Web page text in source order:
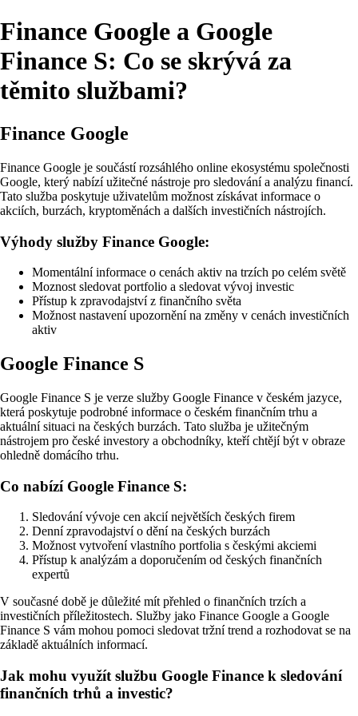
Finance Google a Google
Finance S: Co se skrývá za
těmito službami?
Finance Google
Finance Google je součástí rozsáhlého online ekosystému společnosti
Google, který nabízí užitečné nástroje pro sledování a analýzu financí.
Tato služba poskytuje uživatelům možnost získávat informace o
akciích, burzách, kryptoměnách a dalších investičních nástrojích.
Výhody služby Finance Google:
Momentální informace o cenách aktiv na trzích po celém světě
Moznost sledovat portfolio a sledovat vývoj investic
Přístup k zpravodajství z finančního světa
Možnost nastavení upozornění na změny v cenách investičních
aktiv
Google Finance S
Google Finance S je verze služby Google Finance v českém jazyce,
která poskytuje podrobné informace o českém finančním trhu a
aktuální situaci na českých burzách. Tato služba je užitečným
nástrojem pro české investory a obchodníky, kteří chtějí být v obraze
ohledně domácího trhu.
Co nabízí Google Finance S:
Sledování vývoje cen akcií největších českých firem
Denní zpravodajství o dění na českých burzách
Možnost vytvoření vlastního portfolia s českými akciemi
Přístup k analýzám a doporučením od českých finančních
expertů
V současné době je důležité mít přehled o finančních trzích a
investičních příležitostech. Služby jako Finance Google a Google
Finance S vám mohou pomoci sledovat tržní trend a rozhodovat se na
základě aktuálních informací.
Jak mohu využít službu Google Finance k sledování
finančních trhů a investic?